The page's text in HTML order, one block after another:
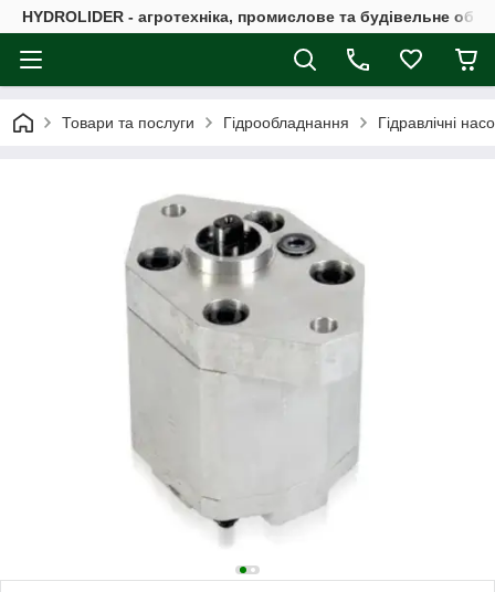
HYDROLIDER - агротехніка, промислове та будівельне
Товари та послуги Гідрообладнання Гідравлічні